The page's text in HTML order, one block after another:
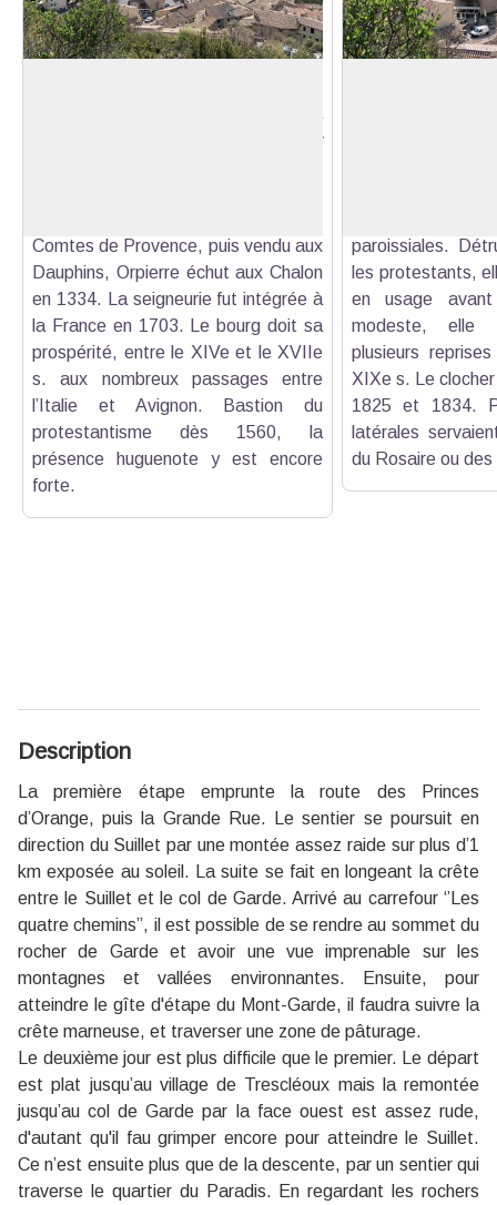
Comtes de Provence, puis vendu aux
Dauphins, Orpierre échut aux Chalon
en 1334. La seigneurie fut intégrée à
la France en 1703. Le bourg doit sa
prospérité, entre le XIVe et le XVIIe
s. aux nombreux passages entre
l’Italie et Avignon. Bastion du
protestantisme dès 1560, la
présence huguenote y est encore
forte.
paroissiales.
les protestants,
en usage
modeste, elle
plusieurs
XIXe s. Le
1825 et 1834.
latérales
du Rosaire ou
Description
La première étape emprunte la route des Princes
d’Orange, puis la Grande Rue. Le sentier se poursuit en
direction du Suillet par une montée assez raide sur plus d’1
km exposée au soleil. La suite se fait en longeant la crête
entre le Suillet et le col de Garde. Arrivé au carrefour ‘’Les
quatre chemins’’, il est possible de se rendre au sommet du
rocher de Garde et avoir une vue imprenable sur les
montagnes et vallées environnantes. Ensuite, pour
atteindre le gîte d'étape du Mont-Garde, il faudra suivre la
crête marneuse, et traverser une zone de pâturage.
Le deuxième jour est plus difficile que le premier. Le départ
est plat jusqu’au village de Trescléoux mais la remontée
jusqu’au col de Garde par la face ouest est assez rude,
d'autant qu'il fau grimper encore pour atteindre le Suillet.
Ce n’est ensuite plus que de la descente, par un sentier qui
traverse le quartier du Paradis. En regardant les rochers